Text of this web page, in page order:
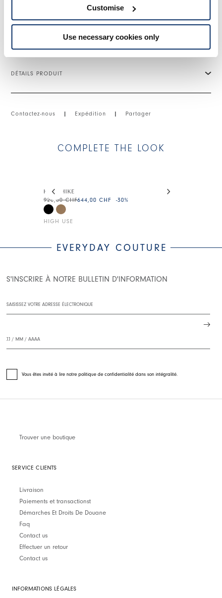
Customise
Use necessary cookies only
chaque pièce un aspect unique.
DÉTAILS PRODUIT
Contactez-nous | Expédition | Partager
COMPLETE THE LOOK
HILL-HIKE
HIGH USE
920,00 CHF644,00 CHF -30%
EVERYDAY COUTURE
S'INSCRIRE À NOTRE BULLETIN D'INFORMATION
Vous êtes invité à lire notre politique de confidentialité dans son intégralité.
Trouver une boutique
SERVICE CLIENTS
Livraison
Paiements et transactionst
Démarches Et Droits De Douane
Faq
Contact us
Effectuer un retour
Contact us
INFORMATIONS LÉGALES